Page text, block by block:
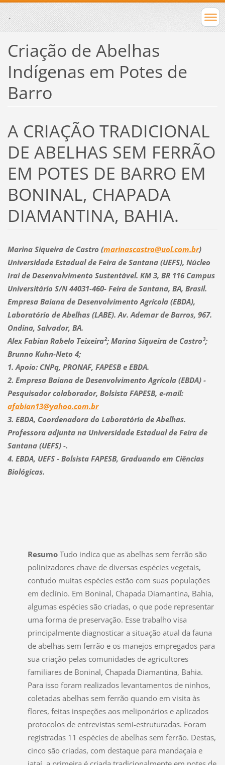
.
Criação de Abelhas
Indígenas em Potes de
Barro
A CRIAÇÃO TRADICIONAL
DE ABELHAS SEM FERRÃO
EM POTES DE BARRO EM
BONINAL, CHAPADA
DIAMANTINA, BAHIA.
Marina Siqueira de Castro (marinascastro@uol.com.br)
Universidade Estadual de Feira de Santana (UEFS), Núcleo
Irai de Desenvolvimento Sustentável. KM 3, BR 116 Campus
Universitário S/N 44031-460- Feira de Santana, BA, Brasil.
Empresa Baiana de Desenvolvimento Agrícola (EBDA),
Laboratório de Abelhas (LABE). Av. Ademar de Barros, 967.
Ondina, Salvador, BA.
Alex Fabian Rabelo Teixeira²; Marina Siqueira de Castro³;
Brunno Kuhn-Neto 4;
1. Apoio: CNPq, PRONAF, FAPESB e EBDA.
2. Empresa Baiana de Desenvolvimento Agrícola (EBDA) -
Pesquisador colaborador, Bolsista FAPESB, e-mail:
afabian13@yahoo.com.br
3. EBDA, Coordenadora do Laboratório de Abelhas.
Professora adjunta na Universidade Estadual de Feira de
Santana (UEFS) -.
4. EBDA, UEFS - Bolsista FAPESB, Graduando em Ciências
Biológicas.
ResumoTudo indica que as abelhas sem ferrão são
polinizadores chave de diversas espécies vegetais,
contudo muitas espécies estão com suas populações
em declínio. Em Boninal, Chapada Diamantina, Bahia,
algumas espécies são criadas, o que pode representar
uma forma de preservação. Esse trabalho visa
principalmente diagnosticar a situação atual da fauna
de abelhas sem ferrão e os manejos empregados para
sua criação pelas comunidades de agricultores
familiares de Boninal, Chapada Diamantina, Bahia.
Para isso foram realizados levantamentos de ninhos,
coletadas abelhas sem ferrão quando em visita às
flores, feitas inspeções aos meliponários e aplicados
protocolos de entrevistas semi-estruturadas. Foram
registradas 11 espécies de abelhas sem ferrão. Destas,
cinco são criadas, com destaque para mandaçaia e